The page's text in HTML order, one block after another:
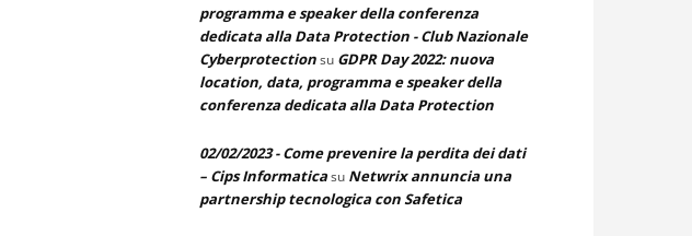
programma e speaker della conferenza
dedicata alla Data Protection - Club Nazionale
Cyberprotectionsu GDPR Day 2022: nuova
location, data, programma e speaker della
conferenza dedicata alla Data Protection
02/02/2023 - Come prevenire la perdita dei dati
– Cips Informaticasu Netwrix annuncia una
partnership tecnologica con Safetica